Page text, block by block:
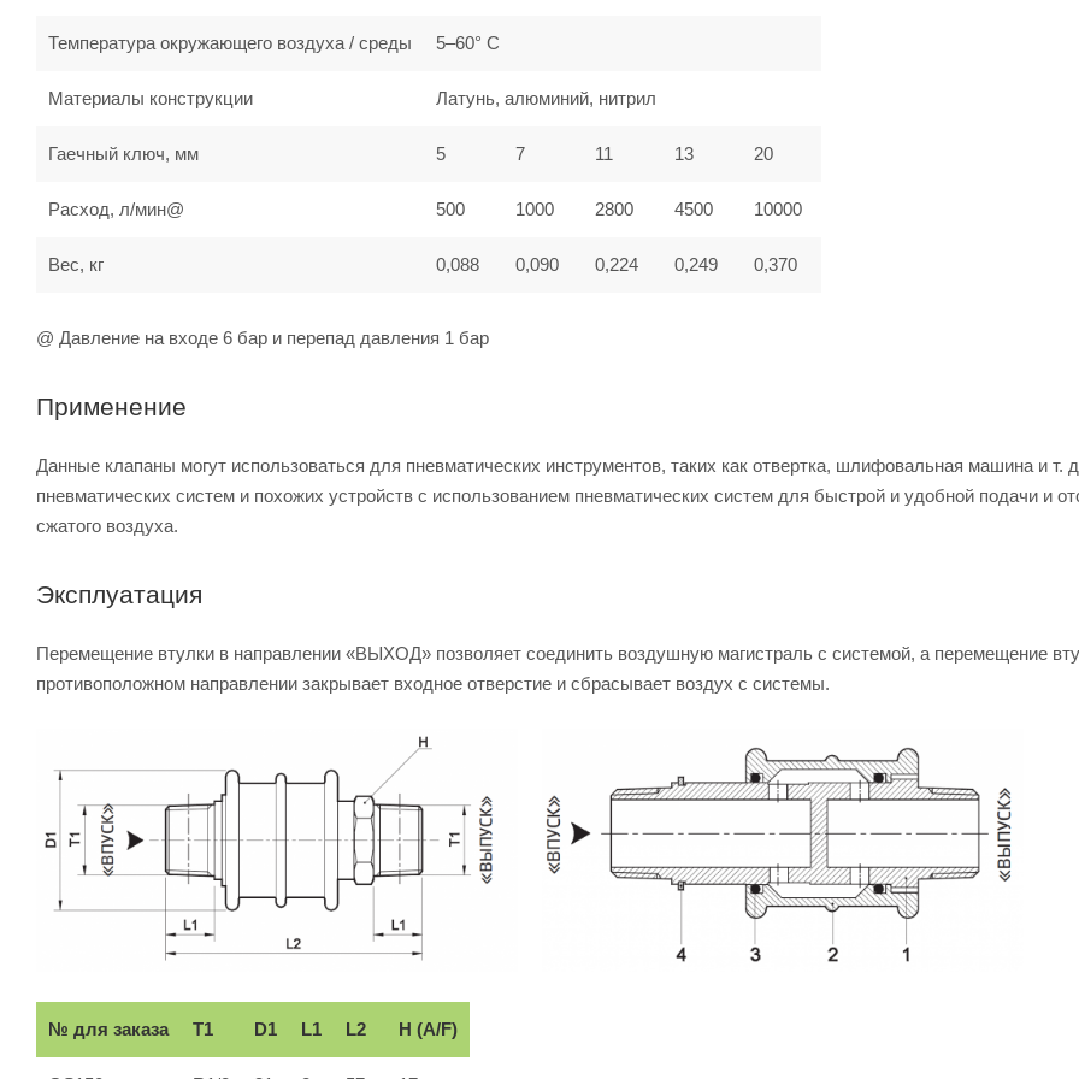
Температура окружающего воздуха / среды 5–60° С
Материалы конструкции Латунь, алюминий, нитрил
Гаечный ключ, мм 5 7 11 13 20
Расход, л/мин@ 500 1000 2800 4500 10000
Вес, кг 0,088 0,090 0,224 0,249 0,370
@ Давление на входе 6 бар и перепад давления 1 бар
Применение
Данные клапаны могут использоваться для пневматических инструментов, таких как отвертка, шлифовальная машина и т.
пневматических систем и похожих устройств с использованием пневматических систем для быстрой и удобной подачи и
сжатого воздуха.
Эксплуатация
Перемещение втулки в направлении «ВЫХОД» позволяет соединить воздушную магистраль с системой, а перемещение
противоположном направлении закрывает входное отверстие и сбрасывает воздух с системы.
№ для заказа T1 D1 L1 L2 H (A/F)